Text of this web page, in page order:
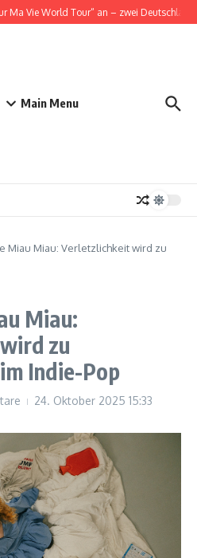
Vie World Tour“ an – zwei
Main Menu
Miau Miau: Verletzlichkeit wird zu
Miau:
zu
Indie-Pop
24. Oktober 2025 15:33